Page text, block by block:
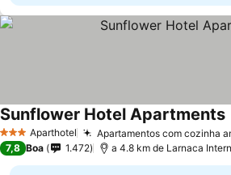
3 EstrelasAparthotel Apartamentos com cozinha
Sunflower Hotel Apartments
7,8 Boa 1.472 a 4.8 km de Larnaca